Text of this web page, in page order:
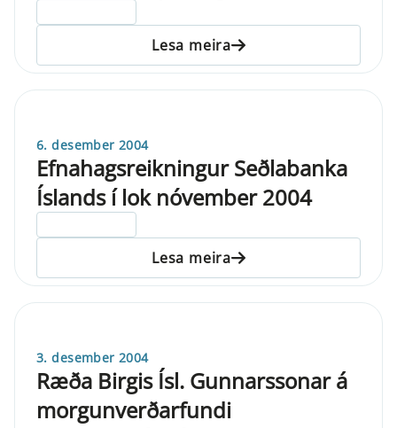
Lesa meira
6. desember 2004
Efnahagsreikningur Seðlabanka
Íslands í lok nóvember 2004
Lesa meira
3. desember 2004
Ræða Birgis Ísl. Gunnarssonar á
morgunverðarfundi